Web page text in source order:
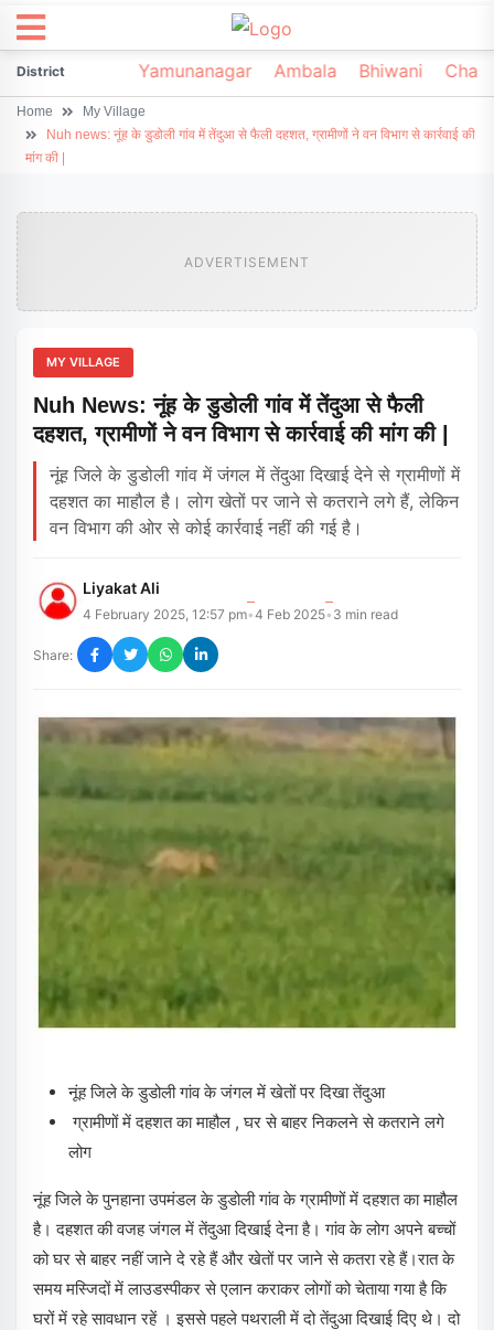
DistrictSonipat Yamunanagar Ambala Bhiwani
Home
My Village
Nuh news: नूंह के डुडोली गांव में तेंदुआ से फैली दहशत, ग्रामीणों ने वन विभाग से कार्रवाई की
मांग की |
ADVERTISEMENT
MY VILLAGE
Nuh News: नूंह के डुडोली गांव में तेंदुआ से फैली
दहशत, ग्रामीणों ने वन विभाग से कार्रवाई की मांग की |
नूंह जिले के डुडोली गांव में जंगल में तेंदुआ दिखाई देने से ग्रामीणों में
दहशत का माहौल है। लोग खेतों पर जाने से कतराने लगे हैं, लेकिन
वन विभाग की ओर से कोई कार्रवाई नहीं की गई है।
Liyakat Ali
4 February 2025, 12:57 pm•4 Feb 2025• 3 min read
Share:
नूंह जिले के डुडोली गांव के जंगल में खेतों पर दिखा तेंदुआ
ग्रामीणों में दहशत का माहौल , घर से बाहर निकलने से कतराने लगे
लोग
नूंह जिले के पुनहाना उपमंडल के डुडोली गांव के ग्रामीणों में दहशत का माहौल
है। दहशत की वजह जंगल में तेंदुआ दिखाई देना है। गांव के लोग अपने बच्चों
को घर से बाहर नहीं जाने दे रहे हैं और खेतों पर जाने से कतरा रहे हैं।रात के
समय मस्जिदों में लाउडस्पीकर से एलान कराकर लोगों को चेताया गया है कि
घरों में रहे सावधान रहें । इससे पहले पथराली में दो तेंदुआ दिखाई दिए थे। दो